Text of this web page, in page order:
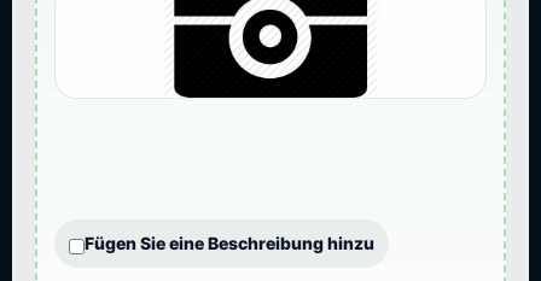
Fügen Sie eine Beschreibung hinzu